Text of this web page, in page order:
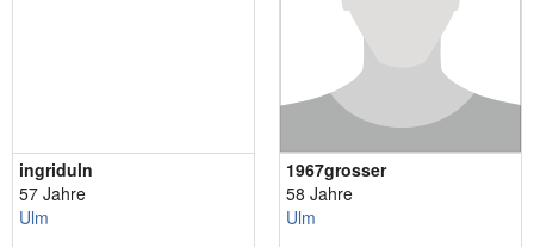
ingriduln
57 Jahre
Ulm
1967grosser
58 Jahre
Ulm